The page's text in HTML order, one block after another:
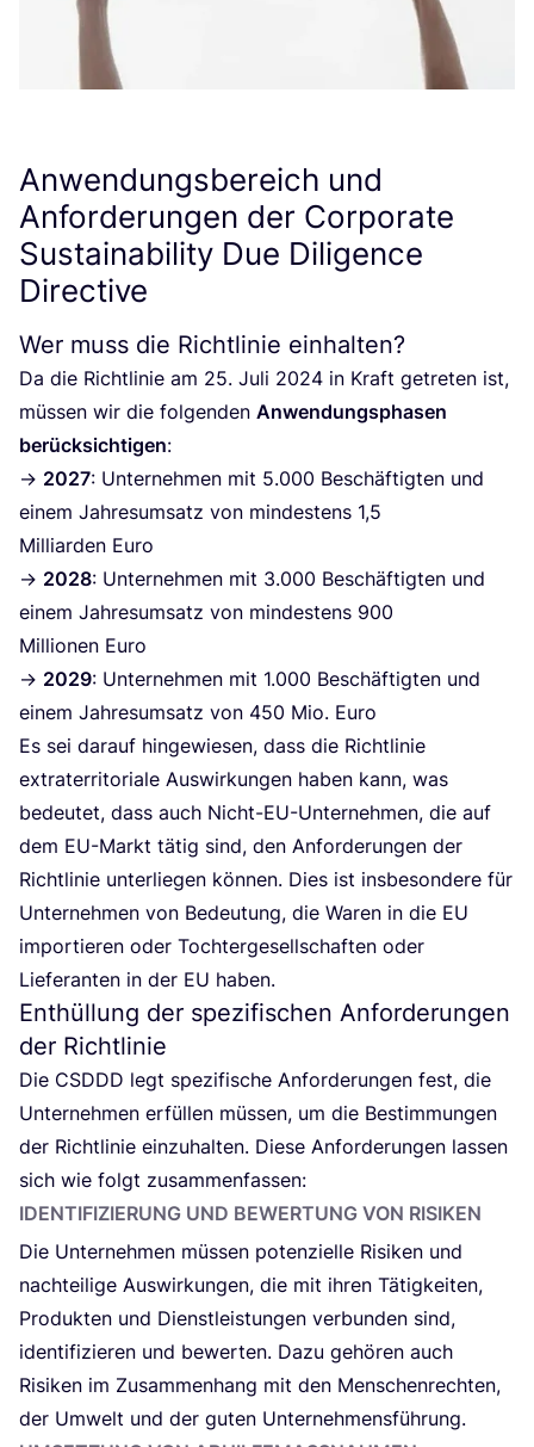
Anwendungsbereich und
Anforderungen der Corporate
Sustainability Due Diligence
Directive
Wer muss die Richtlinie einhalten?
Da die Richt­li­nie am 25. Juli 2024 in Kraft getre­ten ist,
müs­sen wir die fol­gen­den Anwen­dungs­pha­sen
berück­sich­ti­gen:
→ 2027: Unter­neh­men mit 5.000 Beschäf­tig­ten und
einem Jah­res­um­satz von min­des­tens 1,5
Mil­li­ar­den Euro
→ 2028: Unter­neh­men mit 3.000 Beschäf­tig­ten und
einem Jah­res­um­satz von min­des­tens 900
Mil­lio­nen Euro
→ 2029: Unter­neh­men mit 1.000 Beschäf­tig­ten und
einem Jah­res­um­satz von 450 Mio. Euro
Es sei dar­auf hin­ge­wie­sen, dass die Richt­li­nie
extra­ter­ri­to­ria­le Aus­wir­kun­gen haben kann, was
bedeu­tet, dass auch Nicht-EU-Unter­neh­men, die auf
dem EU-Markt tätig sind, den Anfor­de­run­gen der
Richt­li­nie unter­lie­gen kön­nen. Dies ist ins­be­son­de­re für
Unter­neh­men von Bedeu­tung, die Waren in die EU
impor­tie­ren oder Toch­ter­ge­sell­schaf­ten oder
Lie­fe­ran­ten in der EU haben.
Enthüllung der spezifischen Anforderungen
der Richtlinie
Die CSDDD legt spe­zi­fi­sche Anfor­de­run­gen fest, die
Unter­neh­men erfül­len müs­sen, um die Bestim­mun­gen
der Richt­li­nie ein­zu­hal­ten. Die­se Anfor­de­run­gen las­sen
sich wie folgt zusammenfassen:
IDEN­TI­FI­ZIE­RUNG UND BEWER­TUNG VON RISIKEN
Die Unter­neh­men müs­sen poten­zi­el­le Risi­ken und
nach­tei­li­ge Aus­wir­kun­gen, die mit ihren Tätig­kei­ten,
Pro­duk­ten und Dienst­leis­tun­gen ver­bun­den sind,
iden­ti­fi­zie­ren und bewer­ten. Dazu gehö­ren auch
Risi­ken im Zusam­men­hang mit den Men­schen­rech­ten,
der Umwelt und der guten Unternehmensführung.